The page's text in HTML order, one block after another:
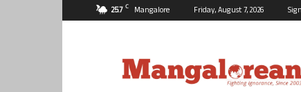
25.7 C Mangalore Friday, August 7, 2026